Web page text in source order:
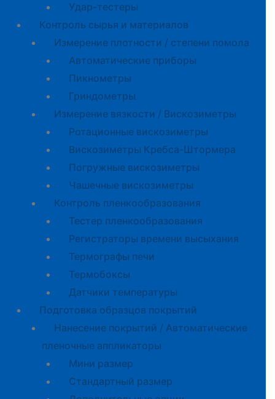
Удар-тестеры
Контроль сырья и материалов
Измерение плотности / степени помола
Автоматические приборы
Пикнометры
Гриндометры
Измерение вязкости / Вискозиметры
Ротационные вискозиметры
Вискозиметры Кребса-Штормера
Погружные вискозиметры
Чашечные вискозиметры
Контроль пленкообразования
Тестер пленкообразования
Регистраторы времени высыхания
Термографы печи
Термобоксы
Датчики температуры
Подготовка образцов покрытий
Нанесение покрытий / Автоматические
пленочные аппликаторы
Мини размер
Стандартный размер